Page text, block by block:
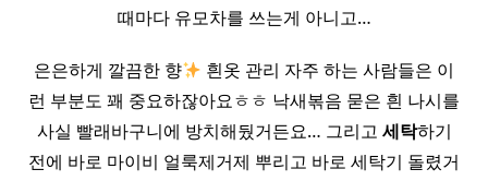
때마다 유모차를 쓰는게 아니고…
은은하게 깔끔한 향
흰옷 관리 자주 하는 사람들은 이
런 부분도 꽤 중요하잖아요ㅎㅎ 낙새볶음 묻은 흰 나시를
사실 빨래바구니에 방치해뒀거든요… 그리고 세탁하기
전에 바로 마이비 얼룩제거제 뿌리고 바로 세탁기 돌렸거